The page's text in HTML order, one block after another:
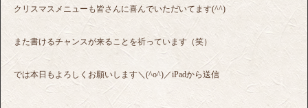
クリスマスメニューも皆さんに喜んでいただいてます(^^)
また書けるチャンスが来ることを祈っています（笑）
では本日もよろしくお願いします＼(^o^)／iPadから送信